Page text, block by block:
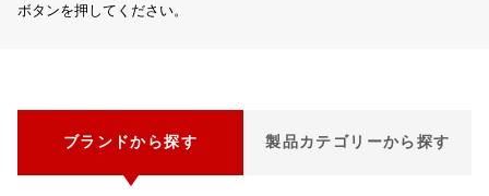
ボタンを押してください。
ブランドから探す 製品カテゴリーから探す